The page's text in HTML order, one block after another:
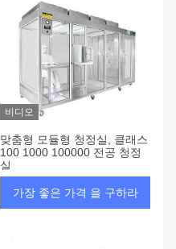
비디오
맞춤형 모듈형 청정실, 클래스
100 1000 100000 전공 청정
실
가장 좋은 가격 을 구하라